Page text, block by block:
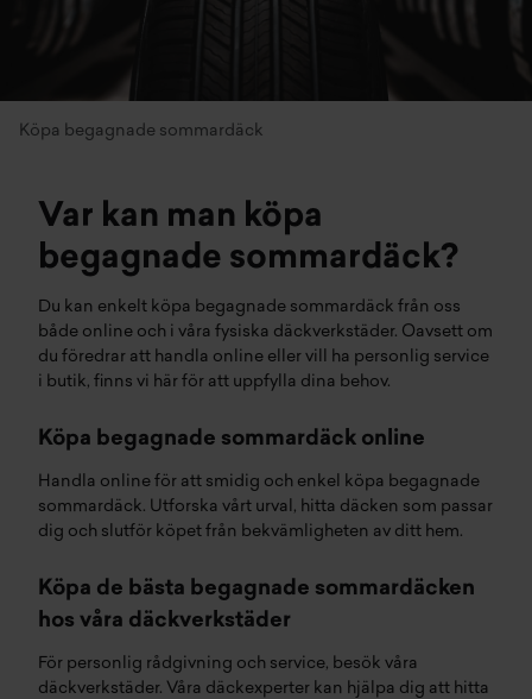
Köpa begagnade sommardäck
Var kan man köpa
begagnade sommardäck?
Du kan enkelt köpa begagnade sommardäck från oss
både online och i våra fysiska däckverkstäder. Oavsett om
du föredrar att handla online eller vill ha personlig service
i butik, finns vi här för att uppfylla dina behov.
Köpa begagnade sommardäck online
Handla online för att smidig och enkel köpa begagnade
sommardäck. Utforska vårt urval, hitta däcken som passar
dig och slutför köpet från bekvämligheten av ditt hem.
Köpa de bästa begagnade sommardäcken
hos våra däckverkstäder
För personlig rådgivning och service, besök våra
däckverkstäder. Våra däckexperter kan hjälpa dig att hitta